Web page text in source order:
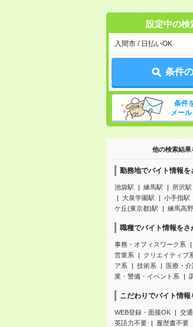
設定中の検
入間市 / 日払いOK
条件
条件
メー
他の検索結果
勤務地でバイト情報を
池袋駅 練馬駅 所沢駅
大泉学園駅
小手指駅
ケ丘(東京都)駅
練馬高
職種でバイト情報をさ
事務・オフィスワーク系
営業系
クリエイティブ
ア系
技術系 医療・
業・警備・イベント系
こだわりでバイト情報
WEB登録・面接OK
交
英語力不要
履歴書不要